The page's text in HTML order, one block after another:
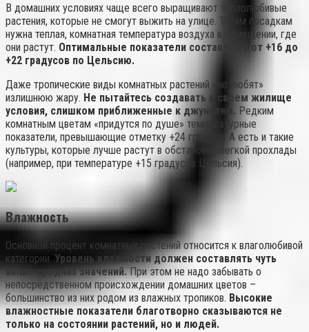
В домашних условиях чаще всего выращивают теплолюбивые
растения, которые не смогут выжить на улице. Таким посадкам
нужна теплая, комнатная температура воздуха в помещении, где
они растут. Оптимальные показатели составляют от +16 до
+22 градусов по Цельсию.
Даже тропические виды комнатных растений «не любят»
излишнюю жару. Не пытайтесь создавать в своем жилище
условия, слишком приближенные к джунглям. Редким
комнатным цветам «придутся по душе» температурные
показатели, превышающие отметку +24 градуса. А есть и такие
культуры, которые лучше растут в обстановке легкой прохлады
(например, при температуре +15 градусов Цельсия).
Влажность
Основной процент комнатных растений относится к влаголюбивой
категории. Уровень влажности должен составлять чуть
выше средних значений.При этом не надо забывать о
непосредственном происхождении домашних цветов –
большинство из них родом из влажных тропиков. Высокие
влажностные показатели благотворно сказываются не
только на состоянии растений, но и людей.